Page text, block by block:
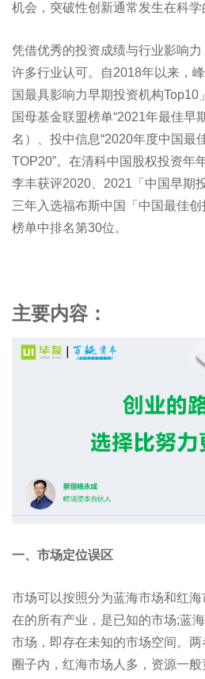
机会，突破性创新通常发生在科学
凭借优秀的投资成绩与行业影响
许多行业认可。自2018年以来，
国最具影响力早期投资机构Top10
国母基金联盟榜单“2021年最佳早
名）、投中信息“2020年度中国最
TOP20”。在清科中国股权投资年
李丰获评2020、2021「中国早期
三年入选福布斯中国「中国最佳
榜单中排名第30位。
主要内容：
一、市场定位误区
市场可以按照分为蓝海市场和红
在的所有产业，是已知的市场;蓝
市场，即存在未知的市场空间。
圈子内，红海市场人多，资源一